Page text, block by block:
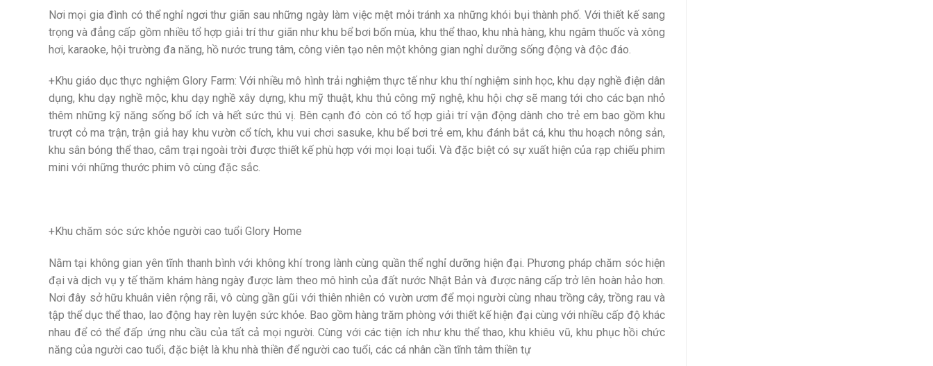
Nơi mọi gia đình có thể nghỉ ngơi thư giãn sau những ngày làm việc mệt mỏi tránh xa những khói bụi thành phố. Với thiết kế sang
trọng và đẳng cấp gồm nhiều tổ hợp giải trí thư giãn như khu bể bơi bốn mùa, khu thể thao, khu nhà hàng, khu ngâm thuốc và xông
hơi, karaoke, hội trường đa năng, hồ nước trung tâm, công viên tạo nên một không gian nghỉ dưỡng sống động và độc đáo.
+Khu giáo dục thực nghiệm Glory Farm: Với nhiều mô hình trải nghiệm thực tế như khu thí nghiệm sinh học, khu dạy nghề điện dân
dụng, khu dạy nghề mộc, khu dạy nghề xây dựng, khu mỹ thuật, khu thủ công mỹ nghệ, khu hội chợ sẽ mang tới cho các bạn nhỏ
thêm những kỹ năng sống bổ ích và hết sức thú vị. Bên cạnh đó còn có tổ hợp giải trí vận động dành cho trẻ em bao gồm khu
trượt cỏ ma trận, trận giả hay khu vườn cổ tích, khu vui chơi sasuke, khu bể bơi trẻ em, khu đánh bắt cá, khu thu hoạch nông sản,
khu sân bóng thể thao, cắm trại ngoài trời được thiết kế phù hợp với mọi loại tuổi. Và đặc biệt có sự xuất hiện của rạp chiếu phim
mini với những thước phim vô cùng đặc sắc.
+Khu chăm sóc sức khỏe người cao tuổi Glory Home
Nằm tại không gian yên tĩnh thanh bình với không khí trong lành cùng quần thể nghỉ dưỡng hiện đại. Phương pháp chăm sóc hiện
đại và dịch vụ y tế thăm khám hàng ngày được làm theo mô hình của đất nước Nhật Bản và được nâng cấp trở lên hoàn hảo hơn.
Nơi đây sở hữu khuân viên rộng rãi, vô cùng gần gũi với thiên nhiên có vườn ươm để mọi người cùng nhau trồng cây, trồng rau và
tập thể dục thể thao, lao động hay rèn luyện sức khỏe. Bao gồm hàng trăm phòng với thiết kế hiện đại cùng với nhiều cấp độ khác
nhau để có thể đấp ứng nhu cầu của tất cả mọi người. Cùng với các tiện ích như khu thể thao, khu khiêu vũ, khu phục hồi chức
năng của người cao tuổi, đặc biệt là khu nhà thiền để người cao tuổi, các cá nhân cần tĩnh tâm thiền tự